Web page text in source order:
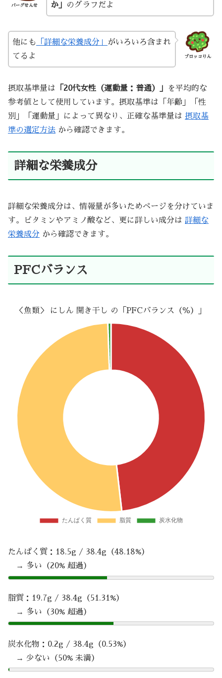
バーグせんせ
か」
のグラフだよ
ブロッコりん
他にも 「詳細な栄養成分」
がいろいろ含まれ
てるよ
摂取基準量は 「20代女性（運動量：普通）」
を平均的な
参考値として使用しています。摂取基準は「年齢」「性
別」「運動量」によって異なり、正確な基準量は 摂取基
準の選定方法 から確認できます。
詳細な栄養成分
詳細な栄養成分は、情報量が多いためページを分けていま
す。ビタミンやアミノ酸など、更に詳しい成分は 詳細な
栄養成分 から確認できます。
PFCバランス
＜魚類＞ にしん 開き干し の「PFCバランス（％）」
たんぱく質：18.5g / 38.4g（48.18%）
→ 多い（20% 超過）
脂質：19.7g / 38.4g（51.31%）
→ 多い（30% 超過）
炭水化物：0.2g / 38.4g（0.53%）
→ 少ない（50% 未満）